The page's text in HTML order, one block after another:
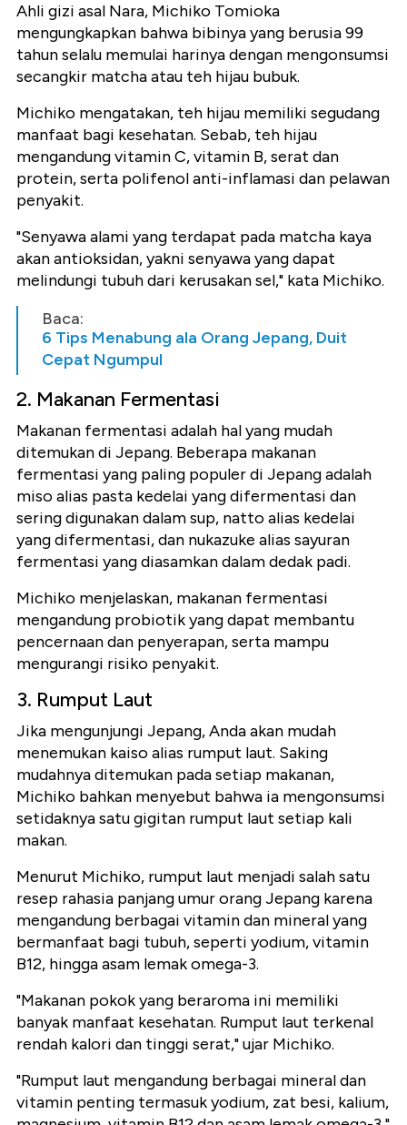
Ahli gizi asal Nara, Michiko Tomioka
mengungkapkan bahwa bibinya yang berusia 99
tahun selalu memulai harinya dengan mengonsumsi
secangkir matcha atau teh hijau bubuk.
Michiko mengatakan, teh hijau memiliki segudang
manfaat bagi kesehatan. Sebab, teh hijau
mengandung vitamin C, vitamin B, serat dan
protein, serta polifenol anti-inflamasi dan pelawan
penyakit.
"Senyawa alami yang terdapat pada matcha kaya
akan antioksidan, yakni senyawa yang dapat
melindungi tubuh dari kerusakan sel," kata Michiko.
Baca:
6 Tips Menabung ala Orang Jepang, Duit
Cepat Ngumpul
2. Makanan Fermentasi
Makanan fermentasi adalah hal yang mudah
ditemukan di Jepang. Beberapa makanan
fermentasi yang paling populer di Jepang adalah
miso alias pasta kedelai yang difermentasi dan
sering digunakan dalam sup, natto alias kedelai
yang difermentasi, dan nukazuke alias sayuran
fermentasi yang diasamkan dalam dedak padi.
Michiko menjelaskan, makanan fermentasi
mengandung probiotik yang dapat membantu
pencernaan dan penyerapan, serta mampu
mengurangi risiko penyakit.
3. Rumput Laut
Jika mengunjungi Jepang, Anda akan mudah
menemukan kaiso alias rumput laut. Saking
mudahnya ditemukan pada setiap makanan,
Michiko bahkan menyebut bahwa ia mengonsumsi
setidaknya satu gigitan rumput laut setiap kali
makan.
Menurut Michiko, rumput laut menjadi salah satu
resep rahasia panjang umur orang Jepang karena
mengandung berbagai vitamin dan mineral yang
bermanfaat bagi tubuh, seperti yodium, vitamin
B12, hingga asam lemak omega-3.
"Makanan pokok yang beraroma ini memiliki
banyak manfaat kesehatan. Rumput laut terkenal
rendah kalori dan tinggi serat," ujar Michiko.
"Rumput laut mengandung berbagai mineral dan
vitamin penting termasuk yodium, zat besi, kalium,